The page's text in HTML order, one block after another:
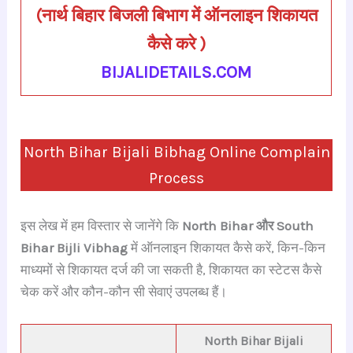
(नार्थ बिहार बिजली बिभाग में ऑनलाइन शिकायत
कैसे करे)
BIJALIDETAILS.COM
North Bihar Bijali Bibhag Online Complain
Process
इस लेख में हम विस्तार से जानेंगे कि North Bihar और South
Bihar Bijli Vibhag में ऑनलाइन शिकायत कैसे करें, किन-किन
माध्यमों से शिकायत दर्ज की जा सकती है, शिकायत का स्टेटस कैसे
चेक करें और कौन-कौन सी सेवाएं उपलब्ध हैं।
North Bihar Bijali